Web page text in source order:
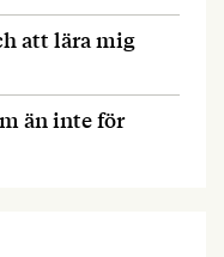
att lära mig
än inte för